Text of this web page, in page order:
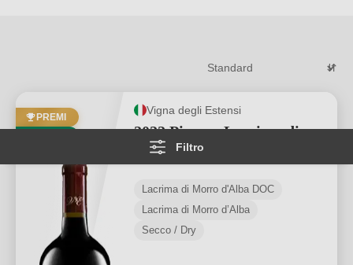
Filtro
PREMI
Vigna degli Estensi
2022 Piramo Lacrima di
Morro d’Alba DOC BIO
Lacrima di Morro d'Alba DOC
Lacrima di Morro d’Alba
Secco / Dry